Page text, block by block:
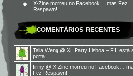
X-Zine morreu no Facebook… mas Fez
Respawn!
COMENTÁRIOS RECENTES
Talia Weng @ XL Party Lisboa – FIL está
porta
firmy @ X-Zine morreu no Facebook…
Fez Respawn!